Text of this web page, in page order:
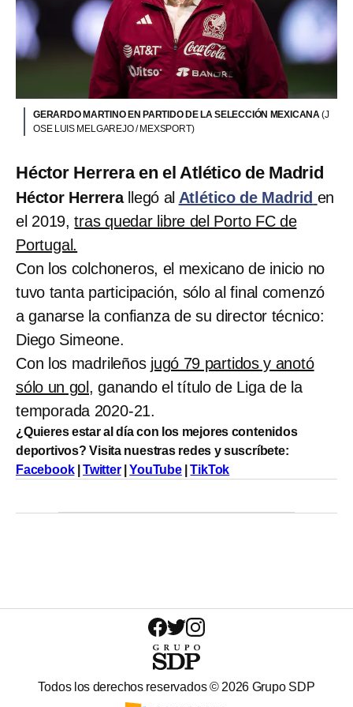
GERARDO MARTINO EN PARTIDO DE LA SELECCIÓN MEXICANA(J
OSE LUIS MELGAREJO / MEXSPORT)
Héctor Herrera en el Atlético de Madrid
Héctor Herrerallegó al Atlético de Madrid en
el 2019,tras quedar libre del Porto FC de
Portugal.
Con los colchoneros, el mexicano de inicio no
tuvo tanta participación, sólo al final comenzó
a ganarse la confianza de su director técnico:
Diego Simeone.
Con los madrileños jugó 79 partidos y anotó
sólo un gol, ganando el título de Liga de la
temporada 2020-21.
¿Quieres estar al día con los mejores contenidos
deportivos? Visita nuestras redes y suscríbete:
Facebook|Twitter|YouTube|TikTok
Todos los derechos reservados © 2026 Grupo SDP